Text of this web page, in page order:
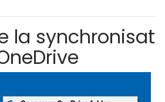
la synchronisat